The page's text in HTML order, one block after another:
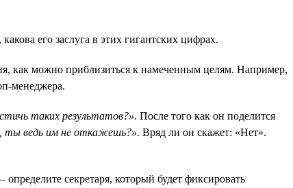
его заслуга в этих гигантских цифрах.
как можно приблизиться к намеченным целям. Например,
менеджера.
таких результатов?». После того как он поделится
ты ведь им не откажешь?». Вряд ли он скажет: «Нет».
секретаря, который будет фиксировать